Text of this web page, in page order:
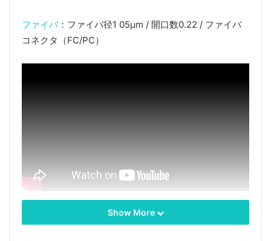
ファイバ：ファイバ径1 05μm / 開口数0.22 / ファイバ
コネクタ（FC/PC）
Show More